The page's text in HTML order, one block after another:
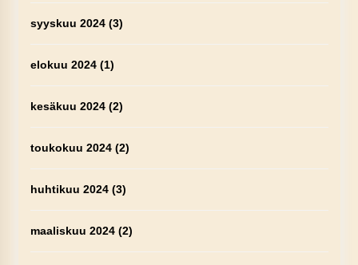
syyskuu 2024(3)
elokuu 2024(1)
kesäkuu 2024(2)
toukokuu 2024(2)
huhtikuu 2024(3)
maaliskuu 2024(2)